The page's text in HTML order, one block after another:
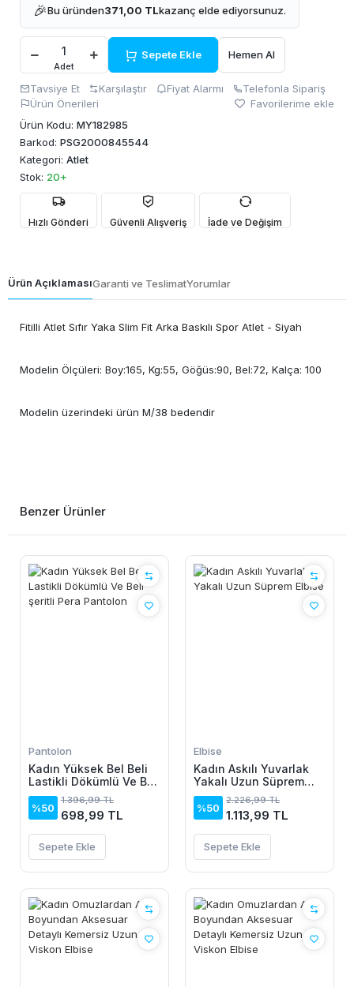
🎉Bu üründen371,00 TLkazanç elde ediyorsunuz.
Adet
Sepete Ekle Hemen Al
Tavsiye Et Karşılaştır Fiyat Alarmı
Telefonla Sipariş
Ürün Önerileri
Favorilerime ekle
Ürün Kodu: MY182985
Barkod: PSG2000845544
Kategori: Atlet
Stok: 20+
Hızlı Gönderi Güvenli Alışveriş İade ve Değişim
Ürün AçıklamasıGaranti ve TeslimatYorumlar
Fitilli Atlet Sıfır Yaka Slim Fit Arka Baskılı Spor Atlet - Siyah
Modelin Ölçüleri: Boy:165, Kg:55, Göğüs:90, Bel:72, Kalça: 100
Modelin üzerindeki ürün M/38 bedendir
Benzer Ürünler
Pantolon
Kadın Yüksek Bel Beli
Lastikli Dökümlü Ve Beli
şeritli Pera Pantolon
%50
1.396,99 TL
698,99 TL
Sepete Ekle
Elbise
Kadın Askılı Yuvarlak
Yakalı Uzun Süprem
Elbise
%50
2.226,99 TL
1.113,99 TL
Sepete Ekle